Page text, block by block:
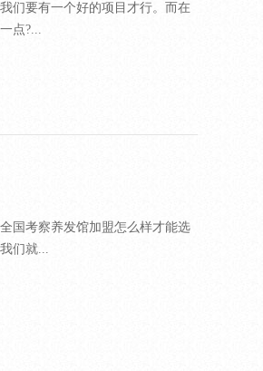
们要有一个好的项目才行。而在
点?...
国考察养发馆加盟怎么样才能选
们就...